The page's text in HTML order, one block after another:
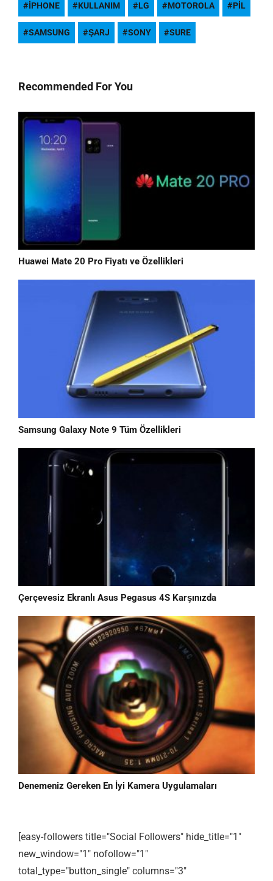
IPHONE KULLANIM LG MOTOROLA PIL
SAMSUNG ŞARJ SONY SURE
Recommended For You
Huawei Mate 20 Pro Fiyatı ve Özellikleri
Samsung Galaxy Note 9 Tüm Özellikleri
Çerçevesiz Ekranlı Asus Pegasus 4S Karşınızda
Denemeniz Gereken En İyi Kamera Uygulamaları
[easy-followers title="Social Followers" hide_title="1"
new_window="1" nofollow="1"
total_type="button_single" columns="3"